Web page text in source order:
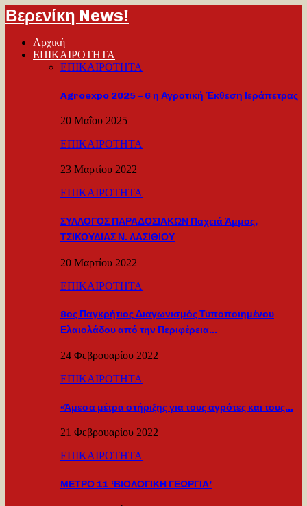
Βερενίκη News!
Αρχική
ΕΠΙΚΑΙΡΟΤΗΤΑ
ΕΠΙΚΑΙΡΟΤΗΤΑ
Agroexpo 2025 – 6 η Αγροτική Έκθεση Ιεράπετρας
20 Μαΐου 2025
ΕΠΙΚΑΙΡΟΤΗΤΑ
23 Μαρτίου 2022
ΕΠΙΚΑΙΡΟΤΗΤΑ
ΣΥΛΛΟΓΟΣ ΠΑΡΑΔΟΣΙΑΚΩΝ Παχειά Άμμος,
ΤΣΙΚΟΥΔΙΑΣ Ν. ΛΑΣΙΘΙΟΥ
20 Μαρτίου 2022
ΕΠΙΚΑΙΡΟΤΗΤΑ
8ος Παγκρήτιος Διαγωνισμός Τυποποιημένου
Ελαιολάδου από την Περιφέρεια…
24 Φεβρουαρίου 2022
ΕΠΙΚΑΙΡΟΤΗΤΑ
«Άμεσα μέτρα στήριξης για τους αγρότες και τους…
21 Φεβρουαρίου 2022
ΕΠΙΚΑΙΡΟΤΗΤΑ
ΜΕΤΡΟ 11 ‘ΒΙΟΛΟΓΙΚΗ ΓΕΩΡΓΙΑ’